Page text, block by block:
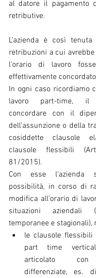
al datore il pagamento
retributive.
L’azienda è così
retribuzioni a cui
l’orario di lavoro
effettivamente
In ogni caso ricordiamo
lavoro part-time, il
concordare con il
dell’assunzione o della
cosiddette clausole
clausole flessibili
81/2015).
Con esse
possibilità, in corso di
modifica all’orario di
situazioni aziendali
temporanee e stagionali),
le clausole
part time
articolato con
differenziate, es.